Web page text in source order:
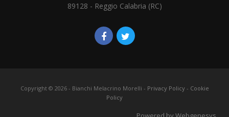
89128 - Reggio Calabria (RC)
Copyright © 2026 - Bianchi Melacrino Morelli - Privacy Policy- Cookie
Policy